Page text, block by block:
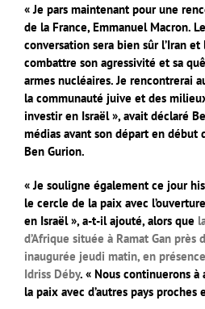
« Je pars maintenant pour une
de la France, Emmanuel Macron.
conversation sera bien sûr l’Iran
combattre son agressivité et sa
armes nucléaires. Je rencontrerai
la communauté juive et des
investir en Israël », avait déclaré
médias avant son départ en début
Ben Gurion.
« Je souligne également ce jour
le cercle de la paix avec
en Israël », a-t-il ajouté, alors que
d’Afrique située à Ramat Gan près
inaugurée jeudi matin, en
Idriss Déby. « Nous continuerons
la paix avec d’autres pays